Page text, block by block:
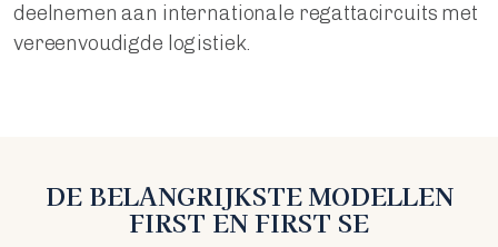
deelnemen aan internationale regattacircuits met
vereenvoudigde logistiek.
DE BELANGRIJKSTE MODELLEN
FIRST EN FIRST SE